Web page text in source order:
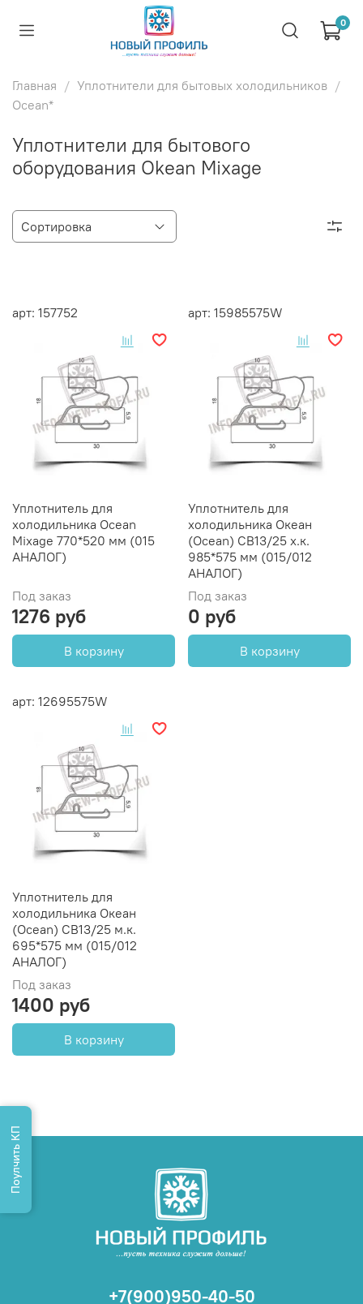
0
Главная
Уплотнители для бытовых холодильников
Ocean*
Уплотнители для бытового
оборудования Okean Mixage
арт: 157752
Уплотнитель для
холодильника Oсean
Mixage 770*520 мм (015
АНАЛОГ)
Под заказ
1276 руб
В корзину
арт: 15985575W
Уплотнитель для
холодильника Океан
(Ocean) CB13/25 х.к.
985*575 мм (015/012
АНАЛОГ)
Под заказ
0 руб
В корзину
арт: 12695575W
Уплотнитель для
холодильника Океан
(Ocean) CB13/25 м.к.
695*575 мм (015/012
АНАЛОГ)
Под заказ
1400 руб
В корзину
+7(900)950-40-50
Поулчить КП